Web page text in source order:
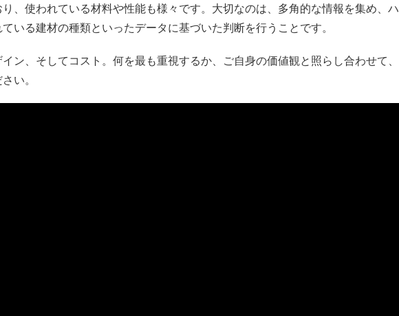
、使われている材料や性能も様々です。大切なのは、多角的な情報を集め、ハ
いる建材の種類といったデータに基づいた判断を行うことです。
ン、そしてコスト。何を最も重視するか、ご自身の価値観と照らし合わせて、
い。